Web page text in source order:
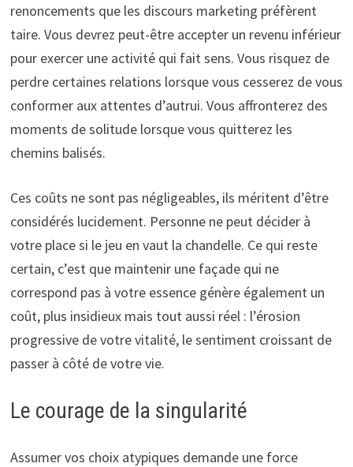
renoncements que les discours marketing préfèrent
taire. Vous devrez peut-être accepter un revenu inférieur
pour exercer une activité qui fait sens. Vous risquez de
perdre certaines relations lorsque vous cesserez de vous
conformer aux attentes d’autrui. Vous affronterez des
moments de solitude lorsque vous quitterez les
chemins balisés.
Ces coûts ne sont pas négligeables, ils méritent d’être
considérés lucidement. Personne ne peut décider à
votre place si le jeu en vaut la chandelle. Ce qui reste
certain, c’est que maintenir une façade qui ne
correspond pas à votre essence génère également un
coût, plus insidieux mais tout aussi réel : l’érosion
progressive de votre vitalité, le sentiment croissant de
passer à côté de votre vie.
Le courage de la singularité
Assumer vos choix atypiques demande une force